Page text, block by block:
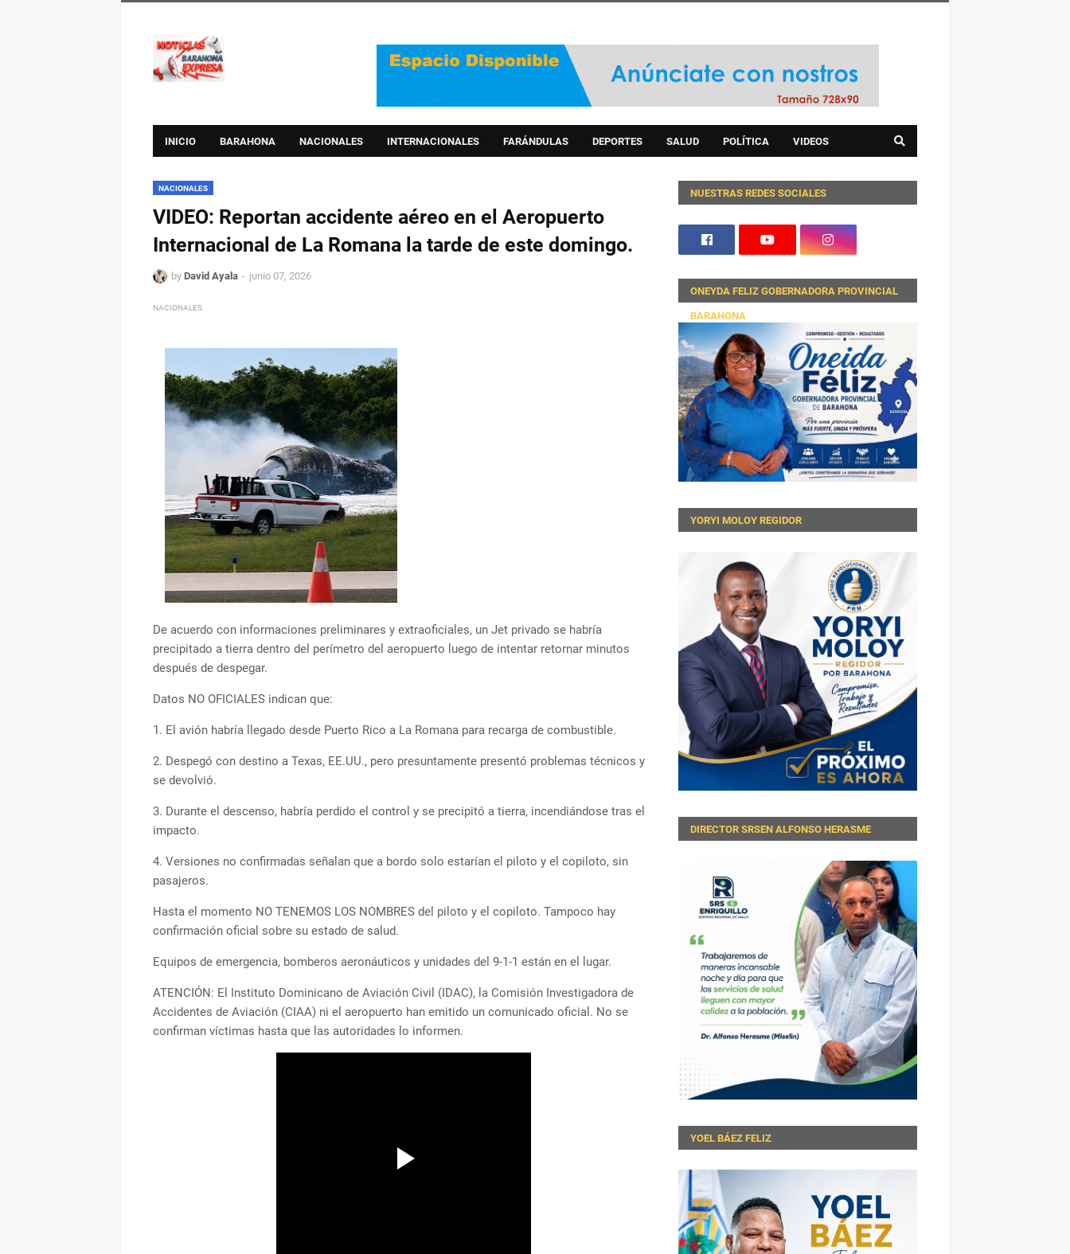
INICIO BARAHONA NACIONALES INTERNACIONALES FARÁNDULAS DEPORTES SALUD POLÍTICA VIDEOS
NACIONALES
VIDEO: Reportan accidente aéreo en el Aeropuerto
Internacional de La Romana la tarde de este domingo.
by David Ayala junio 07, 2026
NACIONALES
De acuerdo con informaciones preliminares y extraoficiales, un Jet privado se habría
precipitado a tierra dentro del perímetro del aeropuerto luego de intentar retornar minutos
después de despegar.
Datos NO OFICIALES indican que:
1. El avión habría llegado desde Puerto Rico a La Romana para recarga de combustible.
2. Despegó con destino a Texas, EE.UU., pero presuntamente presentó problemas técnicos y
se devolvió.
3. Durante el descenso, habría perdido el control y se precipitó a tierra, incendiándose tras el
impacto.
4. Versiones no confirmadas señalan que a bordo solo estarían el piloto y el copiloto, sin
pasajeros.
Hasta el momento NO TENEMOS LOS NOMBRES del piloto y el copiloto. Tampoco hay
confirmación oficial sobre su estado de salud.
Equipos de emergencia, bomberos aeronáuticos y unidades del 9-1-1 están en el lugar.
ATENCIÓN: El Instituto Dominicano de Aviación Civil (IDAC), la Comisión Investigadora de
Accidentes de Aviación (CIAA) ni el aeropuerto han emitido un comunicado oficial. No se
confirman víctimas hasta que las autoridades lo informen.
NUESTRAS REDES SOCIALES
ONEYDA FELIZ GOBERNADORA PROVINCIAL
BARAHONA
YORYI MOLOY REGIDOR
DIRECTOR SRSEN ALFONSO HERASME
YOEL BÁEZ FELIZ